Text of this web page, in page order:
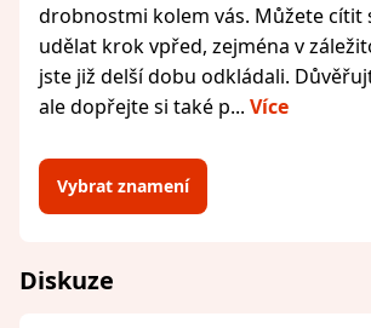
drobnostmi kolem vás. Můžete cítit
udělat krok vpřed, zejména v
jste již delší dobu odkládali.
ale dopřejte si také p... Více
Vybrat znamení
Diskuze